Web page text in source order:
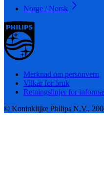
Norge / Norsk
Merknad om personvern
Vilkår for bruk
Retningslinjer for
© Koninklijke Philips N.V.,